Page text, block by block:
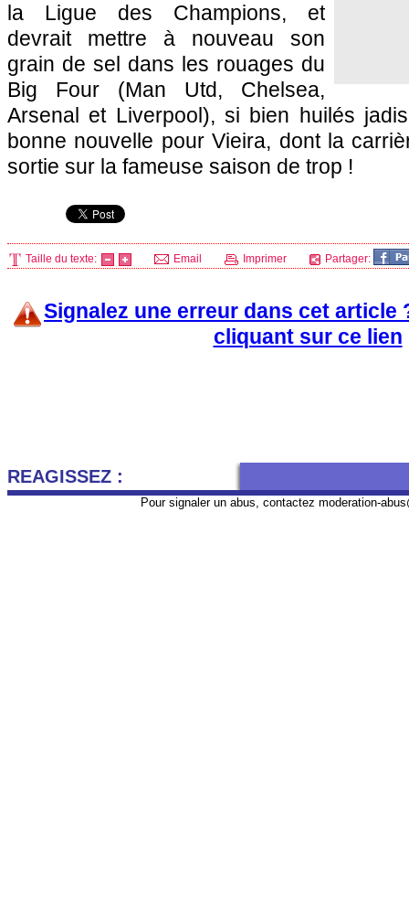
la Ligue des Champions, et
devrait mettre à nouveau son
grain de sel dans les rouages du
Big Four (Man Utd, Chelsea,
Arsenal et Liverpool), si bien huilés
bonne nouvelle pour Vieira, dont la
sortie sur la fameuse saison de trop !
Taille du texte: Email Imprimer Partager:
Signalez une erreur dans cet article
cliquant sur ce lien
REAGISSEZ :
Pour signaler un abus, contactez moderation-